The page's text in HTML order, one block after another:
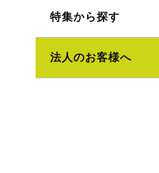
特集から探す
法人のお客様へ